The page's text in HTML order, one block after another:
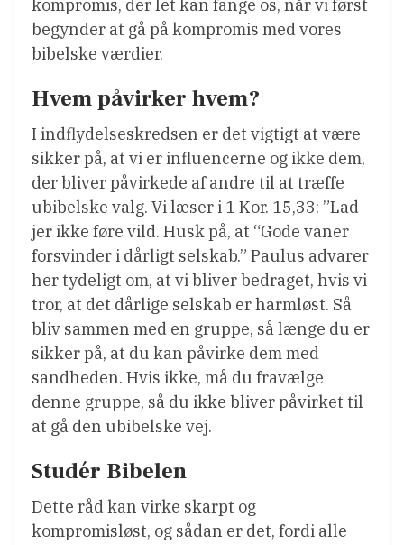
kompromis, der let kan fange os, når vi først
begynder at gå på kompromis med vores
bibelske værdier.
Hvem påvirker hvem?
I indflydelseskredsen er det vigtigt at være
sikker på, at vi er influencerne og ikke dem,
der bliver påvirkede af andre til at træffe
ubibelske valg. Vi læser i 1 Kor. 15,33: ”Lad
jer ikke føre vild. Husk på, at “Gode vaner
forsvinder i dårligt selskab.” Paulus advarer
her tydeligt om, at vi bliver bedraget, hvis vi
tror, at det dårlige selskab er harmløst. Så
bliv sammen med en gruppe, så længe du er
sikker på, at du kan påvirke dem med
sandheden. Hvis ikke, må du fravælge
denne gruppe, så du ikke bliver påvirket til
at gå den ubibelske vej.
Studér Bibelen
Dette råd kan virke skarpt og
kompromisløst, og sådan er det, fordi alle